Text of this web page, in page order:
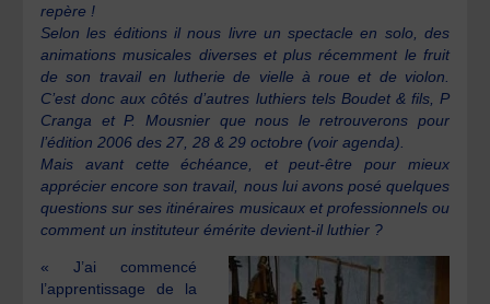
repère !
Selon les éditions il nous livre un spectacle en solo, des
animations musicales diverses et plus récemment le fruit
de son travail en lutherie de vielle à roue et de violon.
C’est donc aux côtés d’autres luthiers tels Boudet & fils, P
Cranga et P. Mousnier que nous le retrouverons pour
l’édition 2006 des 27, 28 & 29 octobre (voir agenda).
Mais avant cette échéance, et peut-être pour mieux
apprécier encore son travail, nous lui avons posé quelques
questions sur ses itinéraires musicaux et professionnels ou
comment un instituteur émérite devient-il luthier ?
« J’ai commencé
l’apprentissage de la